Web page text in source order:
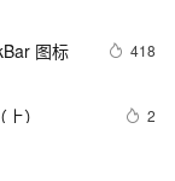
图标 418
） 2